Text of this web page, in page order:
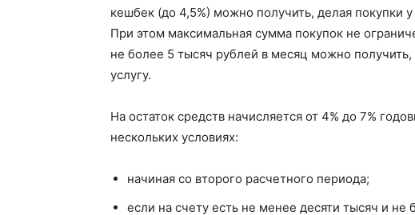
кешбек (до 4,5%) можно получить, делая покупки
При этом максимальная сумма покупок не
не более 5 тысяч рублей в месяц можно получить,
услугу.
На остаток средств начисляется от 4% до 7%
нескольких условиях:
начиная со второго расчетного периода;
если на счету есть не менее десяти тысяч и не